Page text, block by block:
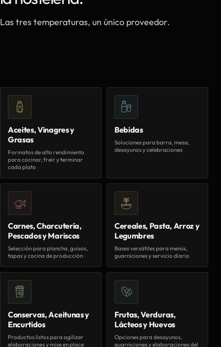
Las tres temperaturas, un único proveedor.
Aceites, Vinagres y
Grasas
Formatos de alto rendimiento
para cocinar, freír y terminar
cada plato
Bebidas
Soluciones para barra, mesa,
desayunos y celebraciones
Carnes, Charcutería,
Pescados y Mariscos
Selección para plancha, guisos,
tapas y cocina de producción
Cereales, Pasta, Arroz y
Legumbres
Bases versátiles para menús,
guarniciones y servicio diario
Conservas, Aceitunas y
Encurtidos
Productos listos para agilizar
elaboraciones y mise en place
Frutas, Verduras,
Lácteos y Huevos
Opciones para desayunos,
guarniciones y elaboraciones del